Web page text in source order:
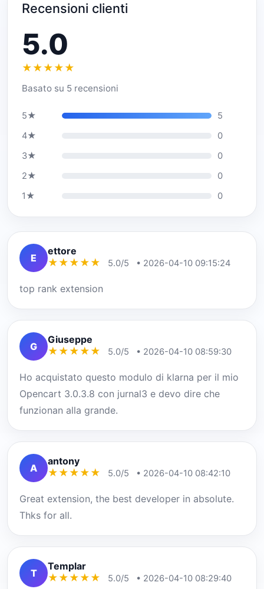
Recensioni clienti
5.0
★ ★ ★ ★ ★
Basato su 5 recensioni
5★
5
4★
0
3★
0
2★
0
1★
0
E
ettore
★ ★ ★ ★ ★ 5.0/5 • 2026-04-10 09:15:24
top rank extension
G
Giuseppe
★ ★ ★ ★ ★ 5.0/5 • 2026-04-10 08:59:30
Ho acquistato questo modulo di klarna per il mio
Opencart 3.0.3.8 con jurnal3 e devo dire che
funzionan alla grande.
A
antony
★ ★ ★ ★ ★ 5.0/5 • 2026-04-10 08:42:10
Great extension, the best developer in absolute.
Thks for all.
T
Templar
★ ★ ★ ★ ★ 5.0/5 • 2026-04-10 08:29:40